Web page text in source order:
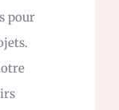
pour